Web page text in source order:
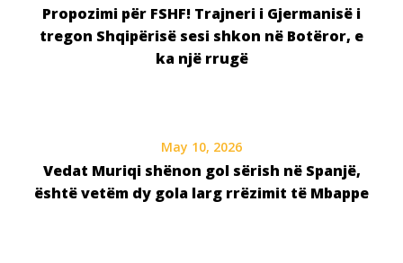
Propozimi për FSHF! Trajneri i Gjermanisë i
tregon Shqipërisë sesi shkon në Botëror, e
ka një rrugë
May 10, 2026
Vedat Muriqi shënon gol sërish në Spanjë,
është vetëm dy gola larg rrëzimit të Mbappe